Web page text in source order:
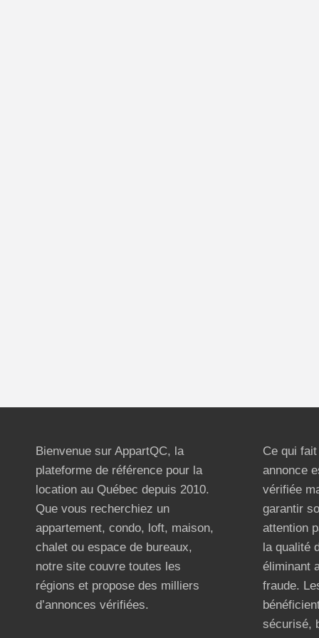
Bienvenue sur AppartQC, la
plateforme de référence pour la
location au Québec depuis 2010.
Que vous recherchiez un
appartement, condo, loft, maison,
chalet ou espace de bureaux,
notre site couvre toutes les
régions et propose des milliers
d’annonces vérifiées.
Ce qui
annonce
vérifiée
garantir
attention
la qualité
éliminant
fraude.
sécurisé,